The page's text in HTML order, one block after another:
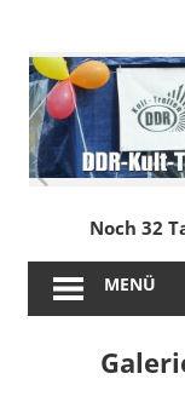
springen
Noch 32
MENÜ